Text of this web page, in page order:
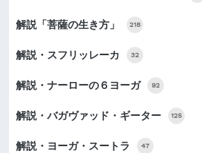
解説「菩薩の生き方」 218
解説・スフリッレーカ 32
解説・ナーローの６ヨーガ 92
解説・バガヴァッド・ギーター 125
解説・ヨーガ・スートラ 47